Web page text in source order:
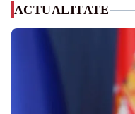
ACTUALITATE